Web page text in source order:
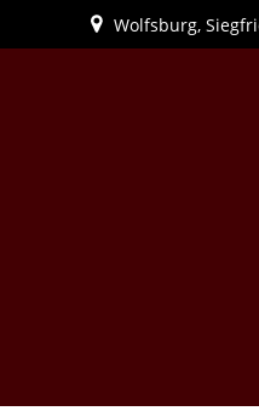
Inhalt
Wolfsburg,